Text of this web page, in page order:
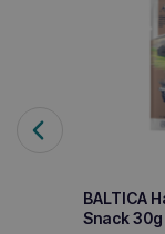
BALTICA
Snack